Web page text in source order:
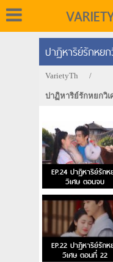
ปาฏิหาริย์รักหยก
VarietyTh /
ปาฏิหาริย์รักหยกวิเ
EP.24 ปาฏิหาริย์รัก
วิเศษ ตอนจบ
EP.22 ปาฏิหาริย์รัก
วิเศษ ตอนที่ 22